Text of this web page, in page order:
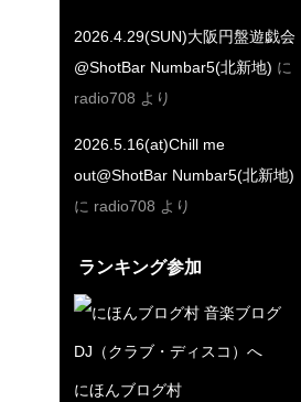
2026.4.29(SUN)大阪円盤遊戯会
@ShotBar Numbar5(北新地) に
radio708 より
2026.5.16(at)Chill me
out@ShotBar Numbar5(北新地)
に radio708 より
ランキング参加
にほんブログ村